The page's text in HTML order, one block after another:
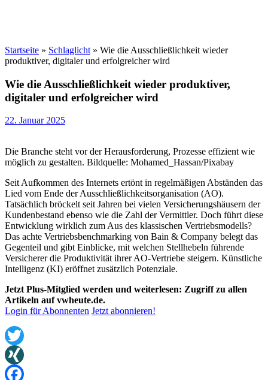
Startseite » Schlaglicht » Wie die Ausschließlichkeit wieder
produktiver, digitaler und erfolgreicher wird
Wie die Ausschließlichkeit wieder produktiver,
digitaler und erfolgreicher wird
22. Januar 2025
Die Branche steht vor der Herausforderung, Prozesse effizient wie
möglich zu gestalten. Bildquelle: Mohamed_Hassan/Pixabay
Seit Aufkommen des Internets ertönt in regelmäßigen Abständen das
Lied vom Ende der Ausschließlichkeitsorganisation (AO).
Tatsächlich bröckelt seit Jahren bei vielen Versicherungshäusern der
Kundenbestand ebenso wie die Zahl der Vermittler. Doch führt diese
Entwicklung wirklich zum Aus des klassischen Vertriebsmodells?
Das achte Vertriebsbenchmarking von Bain & Company belegt das
Gegenteil und gibt Einblicke, mit welchen Stellhebeln führende
Versicherer die Produktivität ihrer AO-Vertriebe steigern. Künstliche
Intelligenz (KI) eröffnet zusätzlich Potenziale.
Jetzt Plus-Mitglied werden und weiterlesen: Zugriff zu allen
Artikeln auf vwheute.de.
Login für Abonnenten Jetzt abonnieren!
Twitter
XING